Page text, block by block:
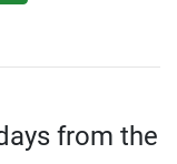
from the